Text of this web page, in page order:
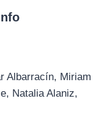
Albarracín, Miriam
Natalia Alaniz,